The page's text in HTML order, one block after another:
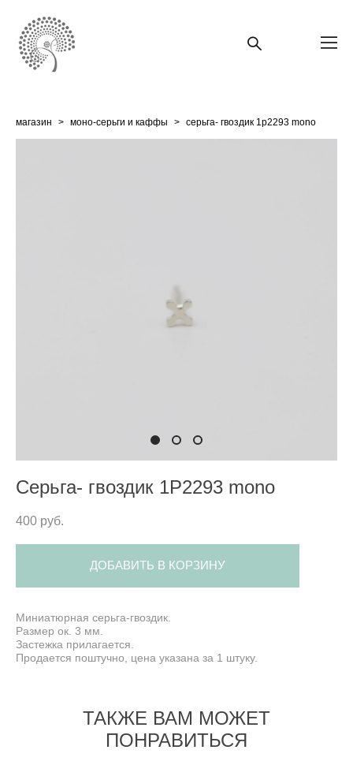
магазин > моно-серьги и каффы > серьга- гвоздик 1p2293 mono
Серьга- гвоздик 1P2293 mono
400 pуб.
ДОБАВИТЬ В КОРЗИНУ
Миниатюрная серьга-гвоздик.
Размер ок. 3 мм.
Застежка прилагается.
Продается поштучно, цена указана за 1 штуку.
ТАКЖЕ ВАМ МОЖЕТ
ПОНРАВИТЬСЯ